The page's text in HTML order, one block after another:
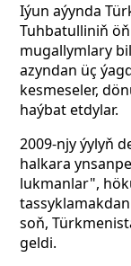
Iýun aýynda
Tuhbatulliniň
mugallymlary
azyndan üç
kesmeseler,
haýbat etdylar.
2009-njy ýylyň
halkara
lukmanlar",
soň,
geldi.